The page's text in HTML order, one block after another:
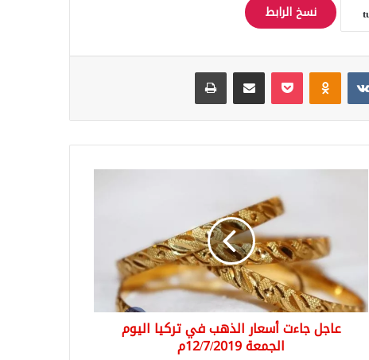
نسخ الرابط
Odnoklassniki
‫Pocket مشاركة عبر البريد طباعة
الجمعة
12/7/2019م
عاجل جاءت أسعار الذهب في تركيا اليوم
الجمعة 12/7/2019م